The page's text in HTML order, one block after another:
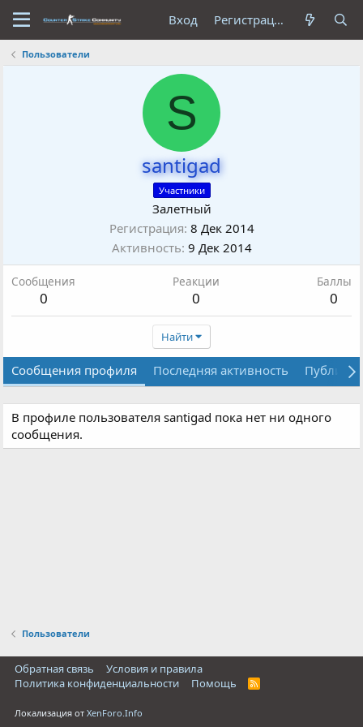
Вход Регистрация
Пользователи
S
santigad
Участники
Залетный
Регистрация 8 Дек 2014
Активность 9 Дек 2014
Сообщения
0
Реакции
0
Баллы
0
Найти
Сообщения профиля Последняя активность
В профиле пользователя santigad пока нет ни одного
сообщения.
Пользователи
Обратная связь
Условия и правила
Политика конфиденциальности
Помощь
R
Локализация отXenForo.Info